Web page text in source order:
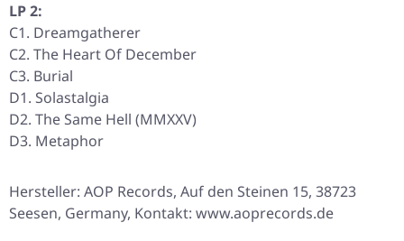
LP 2:
C1. Dreamgatherer
C2. The Heart Of December
C3. Burial
D1. Solastalgia
D2. The Same Hell (MMXXV)
D3. Metaphor
Hersteller: AOP Records, Auf den Steinen 15, 38723
Seesen, Germany, Kontakt: www.aoprecords.de